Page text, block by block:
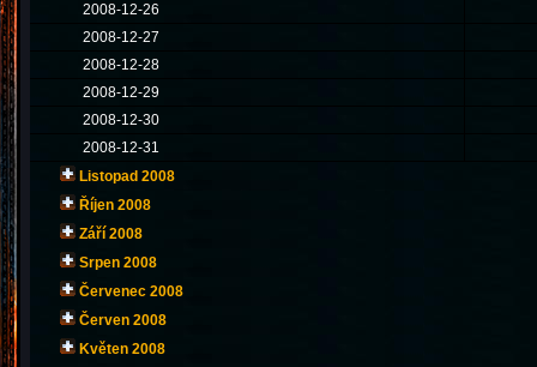
2008-12-26
2008-12-27
2008-12-28
2008-12-29
2008-12-30
2008-12-31
Listopad 2008
Říjen 2008
Září 2008
Srpen 2008
Červenec 2008
Červen 2008
Květen 2008